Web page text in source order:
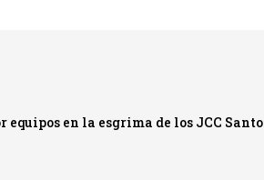
en la esgrima de los JCC Santo